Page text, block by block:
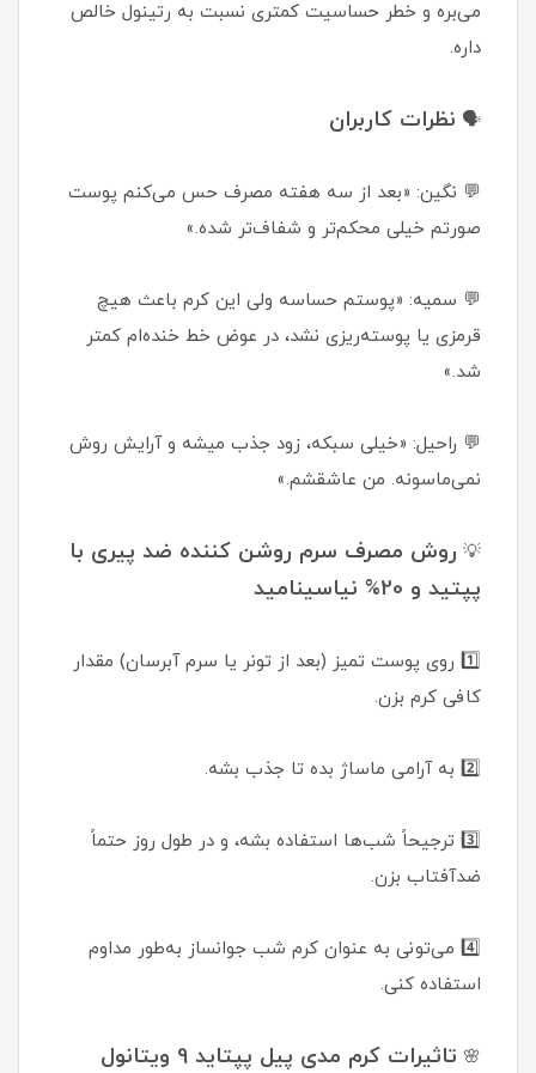
می‌بره و خطر حساسیت کمتری نسبت به رتینول خالص
داره.
🗣 نظرات کاربران
💬 نگین: «بعد از سه هفته مصرف حس می‌کنم پوست
صورتم خیلی محکم‌تر و شفاف‌تر شده.»
💬 سمیه: «پوستم حساسه ولی این کرم باعث هیچ
قرمزی یا پوسته‌ریزی نشد، در عوض خط خنده‌ام کمتر
شد.»
💬 راحیل: «خیلی سبکه، زود جذب میشه و آرایش روش
نمی‌ماسونه. من عاشقشم.»
💡 روش مصرف سرم روشن کننده ضد پیری با
پپتید و 20% نیاسینامید
1️⃣ روی پوست تمیز (بعد از تونر یا سرم آبرسان) مقدار
کافی کرم بزن.
2️⃣ به آرامی ماساژ بده تا جذب بشه.
3️⃣ ترجیحاً شب‌ها استفاده بشه، و در طول روز حتماً
ضدآفتاب بزن.
4️⃣ می‌تونی به عنوان کرم شب جوانساز به‌طور مداوم
استفاده کنی.
🌸 تاثیرات کرم مدی پیل پپتاید 9 ویتانول